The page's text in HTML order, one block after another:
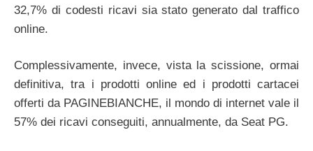
32,7% di codesti ricavi sia stato generato dal traffico
online.
Complessivamente, invece, vista la scissione, ormai
definitiva, tra i prodotti online ed i prodotti cartacei
offerti da PAGINEBIANCHE, il mondo di internet vale il
57% dei ricavi conseguiti, annualmente, da Seat PG.